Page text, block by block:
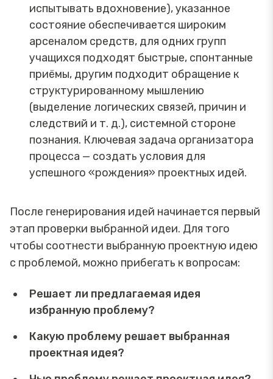
испытывать вдохновение), указанное
состояние обеспечивается широким
арсеналом средств, для одних групп
учащихся подходят быстрые, спонтанные
приёмы, другим подходит обращение к
структурированному мышлению
(выделение логических связей, причин и
следствий и т. д.), системной стороне
познания. Ключевая задача организатора
процесса — создать условия для
успешного «рождения» проектных идей.
После генерирования идей начинается первый
этап проверки выбранной идеи. Для того
чтобы соотнести выбранную проектную идею
с проблемой, можно прибегать к вопросам:
Решает ли предлагаемая идея
избранную проблему?
Какую проблему решает выбранная
проектная идея?